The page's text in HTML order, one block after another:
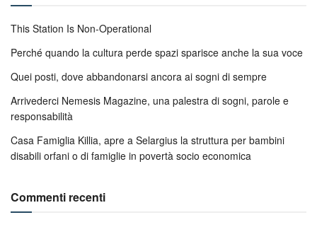
This Station Is Non-Operational
Perché quando la cultura perde spazi sparisce anche la sua voce
Quei posti, dove abbandonarsi ancora ai sogni di sempre
Arrivederci Nemesis Magazine, una palestra di sogni, parole e
responsabilità
Casa Famiglia Killia, apre a Selargius la struttura per bambini
disabili orfani o di famiglie in povertà socio economica
Commenti recenti